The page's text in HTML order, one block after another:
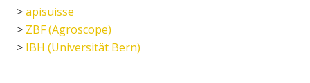
>apisuisse
> ZBF (Agroscope)
> IBH (Universität Bern)